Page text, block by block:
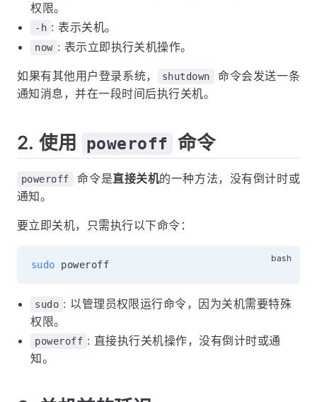
权限。
-h : 表示关机。
now : 表示立即执行关机操作。
如果有其他用户登录系统， shutdown
命令会发送一条
通知消息，并在一段时间后执行关机。
2. 使用 poweroff 命令
poweroff 命令是直接关机的一种方法，没有倒计时或
通知。
要立即关机，只需执行以下命令：
sudo
sudo : 以管理员权限运行命令，因为关机需要特殊
权限。
poweroff : 直接执行关机操作，没有倒计时或通
知。